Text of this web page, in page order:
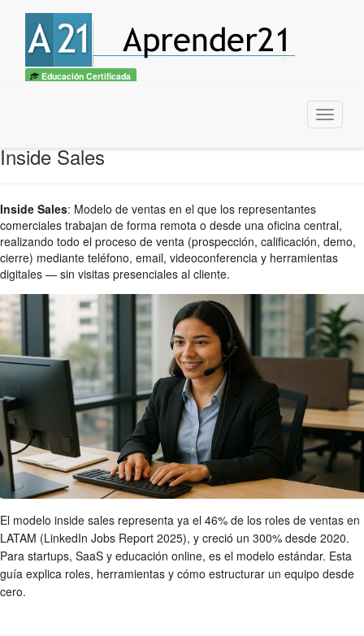
Educación Certificada
Menu
Inside Sales
Inside Sales: Modelo de ventas en el que los representantes
comerciales trabajan de forma remota o desde una oficina central,
realizando todo el proceso de venta (prospección, calificación, demo,
cierre) mediante teléfono, email, videoconferencia y herramientas
digitales — sin visitas presenciales al cliente.
El modelo inside sales representa ya el 46% de los roles de ventas en
LATAM (LinkedIn Jobs Report 2025), y creció un 300% desde 2020.
Para startups, SaaS y educación online, es el modelo estándar. Esta
guía explica roles, herramientas y cómo estructurar un equipo desde
cero.